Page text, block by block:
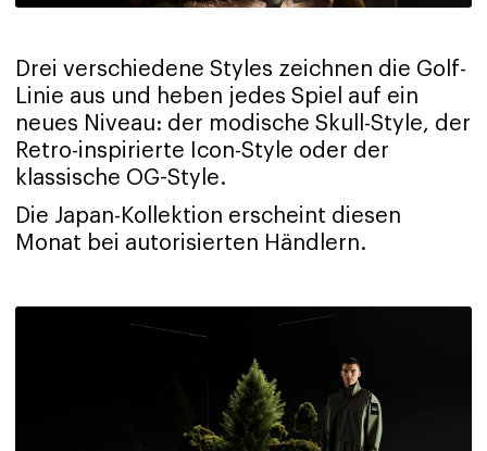
Drei verschiedene Styles zeichnen die Golf-
Linie aus und heben jedes Spiel auf ein
neues Niveau: der modische Skull-Style, der
Retro-inspirierte Icon-Style oder der
klassische OG-Style.
Die Japan-Kollektion erscheint diesen
Monat bei autorisierten Händlern.